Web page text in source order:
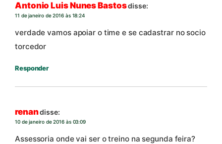
Antonio Luis Nunes Bastosdisse:
11 de janeiro de 2016 às 18:24
verdade vamos apoiar o time e se cadastrar no socio
torcedor
Responder
renandisse:
10 de janeiro de 2016 às 03:09
Assessoria onde vai ser o treino na segunda feira?